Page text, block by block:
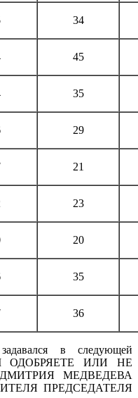
34
45
35
29
21
23
20
35
36
в следующей
ОДОБРЯЕТЕ ИЛИ НЕ
МЕДВЕДЕВА
ПРЕДСЕДАТЕЛЯ